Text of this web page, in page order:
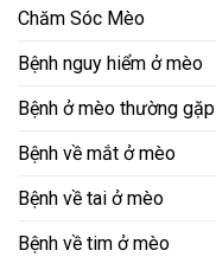
Chăm Sóc Mèo
Bệnh nguy hiểm ở mèo
Bệnh ở mèo thường gặp
Bệnh về mắt ở mèo
Bệnh về tai ở mèo
Bệnh về tim ở mèo